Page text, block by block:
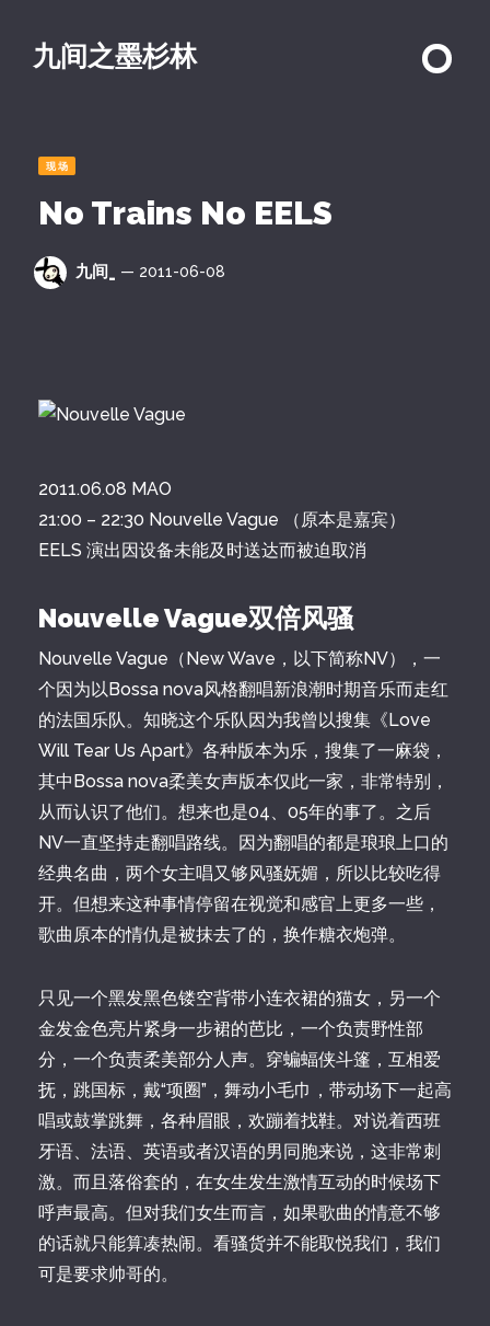
九间之墨杉林
现场
No Trains No EELS
九间_ — 2011-06-08
2011.06.08 MAO
21:00 – 22:30 Nouvelle Vague （原本是嘉宾）
EELS 演出因设备未能及时送达而被迫取消
Nouvelle Vague双倍风骚
Nouvelle Vague（New Wave，以下简称NV），一
个因为以Bossa nova风格翻唱新浪潮时期音乐而走红
的法国乐队。知晓这个乐队因为我曾以搜集《Love
Will Tear Us Apart》各种版本为乐，搜集了一麻袋，
其中Bossa nova柔美女声版本仅此一家，非常特别，
从而认识了他们。想来也是04、05年的事了。之后
NV一直坚持走翻唱路线。因为翻唱的都是琅琅上口的
经典名曲，两个女主唱又够风骚妩媚，所以比较吃得
开。但想来这种事情停留在视觉和感官上更多一些，
歌曲原本的情仇是被抹去了的，换作糖衣炮弹。
只见一个黑发黑色镂空背带小连衣裙的猫女，另一个
金发金色亮片紧身一步裙的芭比，一个负责野性部
分，一个负责柔美部分人声。穿蝙蝠侠斗篷，互相爱
抚，跳国标，戴“项圈”，舞动小毛巾，带动场下一起高
唱或鼓掌跳舞，各种眉眼，欢蹦着找鞋。对说着西班
牙语、法语、英语或者汉语的男同胞来说，这非常刺
激。而且落俗套的，在女生发生激情互动的时候场下
呼声最高。但对我们女生而言，如果歌曲的情意不够
的话就只能算凑热闹。看骚货并不能取悦我们，我们
可是要求帅哥的。